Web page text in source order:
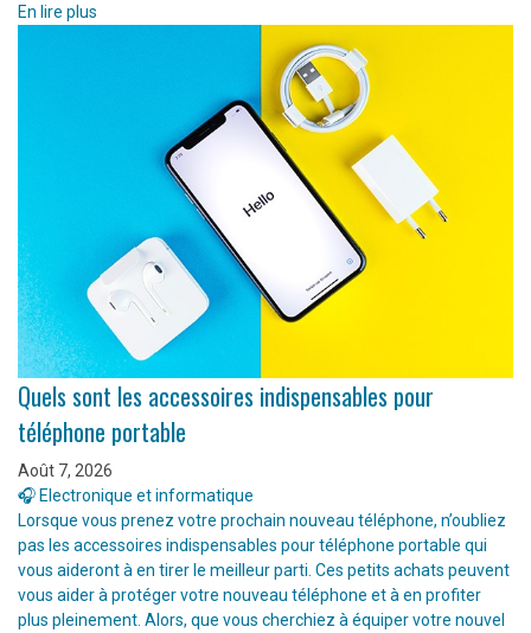
En lire plus
Quels sont les accessoires indispensables pour
téléphone portable
Août 7, 2026
🎧 Electronique et informatique
Lorsque vous prenez votre prochain nouveau téléphone, n’oubliez
pas les accessoires indispensables pour téléphone portable qui
vous aideront à en tirer le meilleur parti. Ces petits achats peuvent
vous aider à protéger votre nouveau téléphone et à en profiter
plus pleinement. Alors, que vous cherchiez à équiper votre nouvel